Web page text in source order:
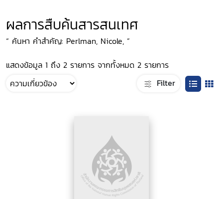
ผลการสืบค้นสารสนเทศ
“ ค้นหา คำสำคัญ: Perlman, Nicole, ”
แสดงข้อมูล 1 ถึง 2 รายการ จากทั้งหมด 2 รายการ
Filter